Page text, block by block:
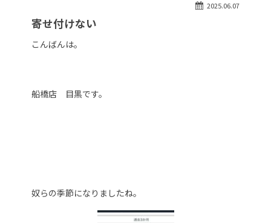
自動車保険2025.06.07
寄せ付けない
こんばんは。
船橋店 目黒です。
奴らの季節になりましたね。